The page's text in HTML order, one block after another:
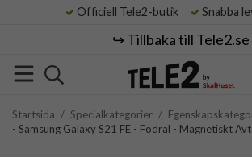
Officiell Tele2-butik Snabba
↪️ Tillbaka till Tele2.se
Startsida / Specialkategorier /
- Samsung Galaxy S21 FE - Fodral - Magnetiskt